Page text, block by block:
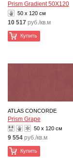
Prism Gradient 50X120
50 x 120 см
10 517 руб./кв.м
Купить
ATLAS CONCORDE
Prism Grape
50 x 120 см
9 554 руб./кв.м
Купить